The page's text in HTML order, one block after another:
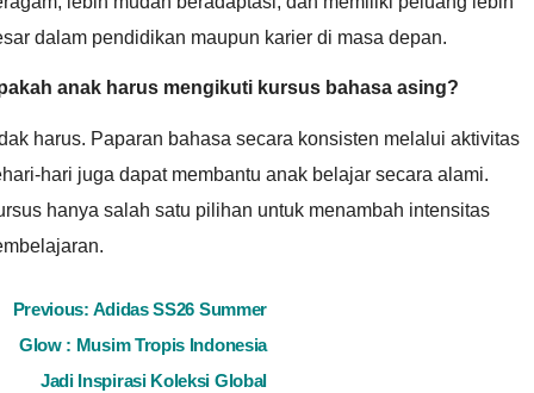
dalam pendidikan maupun karier di masa depan.
anak harus mengikuti kursus bahasa asing?
harus. Paparan bahasa secara konsisten melalui aktivitas
hari juga dapat membantu anak belajar secara alami.
hanya salah satu pilihan untuk menambah intensitas
Previous: Adidas SS26 Summer
Glow : Musim Tropis Indonesia
Jadi Inspirasi Koleksi Global